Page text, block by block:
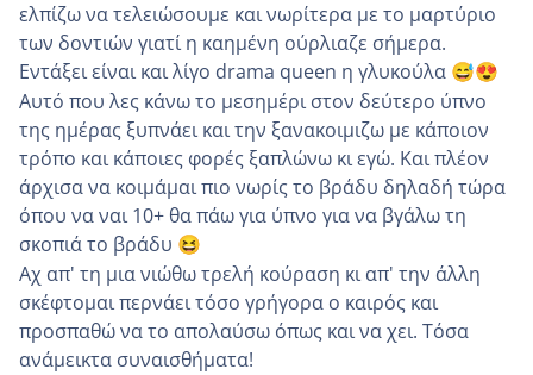
ελπίζω να τελειώσουμε και νωρίτερα με το μαρτύριο
των δοντιών γιατί η καημένη ούρλιαζε σήμερα.
Εντάξει είναι και λίγο drama queen η γλυκούλα 😅😍
Αυτό που λες κάνω το μεσημέρι στον δεύτερο ύπνο
της ημέρας ξυπνάει και την ξανακοιμιζω με κάποιον
τρόπο και κάποιες φορές ξαπλώνω κι εγώ. Και πλέον
άρχισα να κοιμάμαι πιο νωρίς το βράδυ δηλαδή τώρα
όπου να ναι 10+ θα πάω για ύπνο για να βγάλω τη
σκοπιά το βράδυ 😆
Αχ απ' τη μια νιώθω τρελή κούραση κι απ' την άλλη
σκέφτομαι περνάει τόσο γρήγορα ο καιρός και
προσπαθώ να το απολαύσω όπως και να χει. Τόσα
ανάμεικτα συναισθήματα!